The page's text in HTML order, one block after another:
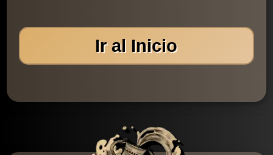
Ir al Inicio